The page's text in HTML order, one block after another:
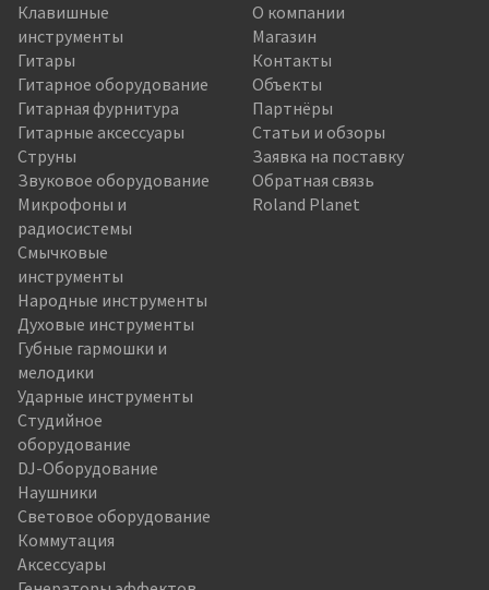
Клавишные
инструменты
Гитары
Гитарное оборудование
Гитарная фурнитура
Гитарные аксессуары
Струны
Звуковое оборудование
Микрофоны и
радиосистемы
Смычковые
инструменты
Народные инструменты
Духовые инструменты
Губные гармошки и
мелодики
Ударные инструменты
Студийное
оборудование
DJ-Оборудование
Наушники
Световое оборудование
Коммутация
Аксессуары
О компании
Магазин
Контакты
Объекты
Партнёры
Статьи и обзоры
Заявка на поставку
Обратная связь
Roland Planet